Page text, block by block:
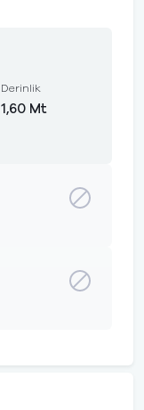
Derinlik
1,60 Mt